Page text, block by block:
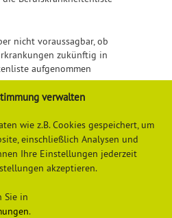
verwalten
wie z.B. Cookies gespeichert, um
einschließlich Analysen und
Ihre Einstellungen jederzeit
akzeptieren.
Sie in
.
nicht voraussagbar, ob
zukünftig in
aufgenommen